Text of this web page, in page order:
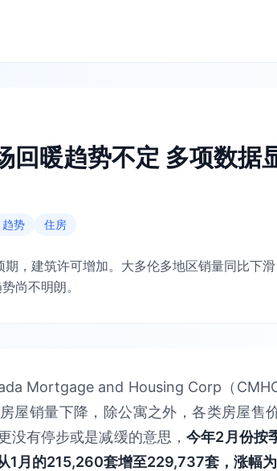
回暖趋势不定 多项数据
趋势 住房
，建筑许可增加。大多伦多地区销量同比下
尚不明朗。
Mortgage and Housing Corp（
屋销量下降，除公寓之外，各类房屋售
没有停步或是减缓的意思，今年2月份按
1月的215,260套增至229,737套，涨幅为